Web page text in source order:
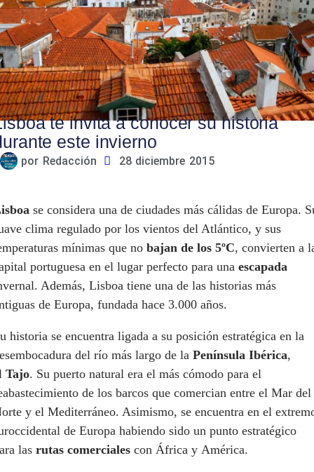
te invita a conocer su historia
este invierno
por Redacción 28 diciembre 2015
se considera una de ciudades más cálidas de Europa.
clima regulado por los vientos del Atlántico, y sus
mínimas que no bajan de los 5ºC, convierten a
portuguesa en el lugar perfecto para una escapada
Además, Lisboa tiene una de las historias más
de Europa, fundada hace 3.000 años.
historia se encuentra ligada a su posición estratégica en la
del río más largo de la Península Ibérica,
Tajo. Su puerto natural era el más cómodo para el
de los barcos que comercian entre el Mar del
y el Mediterráneo. Asimismo, se encuentra en el
de Europa habiendo sido un punto estratégico
las rutas comerciales con África y América.